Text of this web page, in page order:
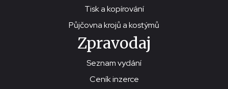
Tisk a kopírování
Půjčovna krojů a kostýmů
Zpravodaj
Seznam vydání
Ceník inzerce